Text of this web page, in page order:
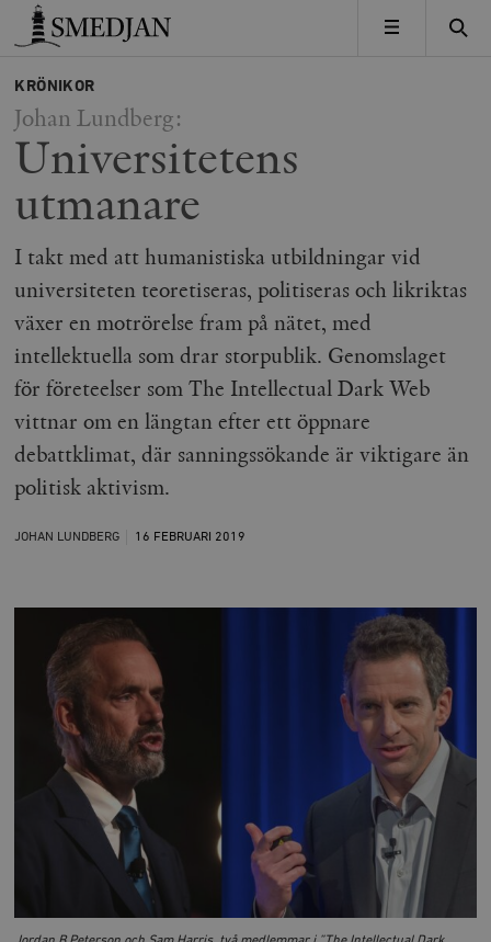
Timbro
MENY
KRÖNIKOR
Johan Lundberg:
Universitetens
utmanare
I takt med att humanistiska utbildningar vid
universiteten teoretiseras, politiseras och likriktas
växer en motrörelse fram på nätet, med
intellektuella som drar storpublik. Genomslaget
för företeelser som The Intellectual Dark Web
vittnar om en längtan efter ett öppnare
debattklimat, där sanningssökande är viktigare än
politisk aktivism.
JOHAN LUNDBERG 16 FEBRUARI 2019